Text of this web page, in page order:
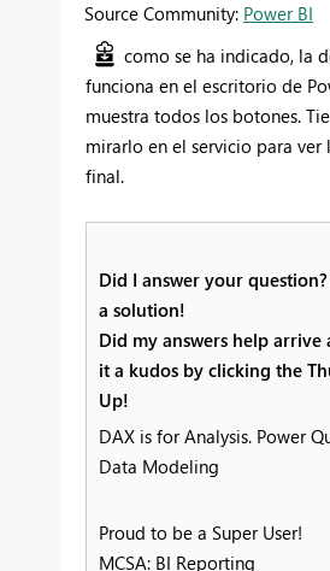
Source Community: Power BI
como se ha indicado, la
funciona en el escritorio de
muestra todos los botones.
mirarlo en el servicio para ver
final.
Did I answer your
a solution!
Did my answers help arrive
it a kudos by clicking the
Up!
DAX is for Analysis. Power
Data Modeling
Proud to be a Super User!
MCSA: BI Reporting